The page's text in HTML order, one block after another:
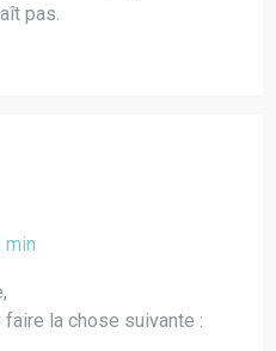
pas.
min
la chose suivante :